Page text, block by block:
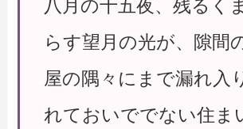
八月の十五夜、残るく
らす望月の光が、隙間
屋の隅々にまで漏れ入
れておいででない住ま